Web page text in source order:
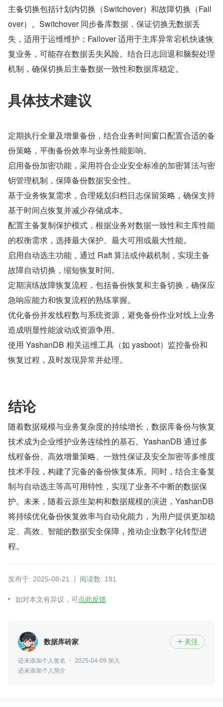
主备切换包括计划内切换（Switchover）和故障切换（Fail
over）。Switchover 同步备库数据，保证切换无数据丢
失，适用于运维维护；Failover 适用于主库异常宕机快速恢
复业务，可能存在数据丢失风险。结合日志回退和脑裂处理
机制，确保切换后主备数据一致性和数据库稳定。
具体技术建议
定期执行全量及增量备份，结合业务时间窗口配置合适的备
份策略，平衡备份效率与业务性能影响。
启用备份加密功能，采用符合企业安全标准的加密算法与密
钥管理机制，保障备份数据安全性。
基于业务恢复需求，合理规划归档日志保留策略，确保支持
基于时间点恢复并减少存储成本。
配置主备复制保护模式，根据业务对数据一致性和主库性能
的权衡需求，选择最大保护、最大可用或最大性能。
启用自动选主功能，通过 Raft 算法或仲裁机制，实现主备
故障自动切换，缩短恢复时间。
定期演练故障恢复流程，包括备份恢复和主备切换，确保应
急响应能力和恢复流程的熟练掌握。
优化备份并发线程数与系统资源，避免备份作业对线上业务
造成明显性能波动或资源争用。
使用 YashanDB 相关运维工具（如 yasboot）监控备份和
恢复过程，及时发现异常并处理。
结论
随着数据规模与业务复杂度的持续增长，数据库备份与恢复
技术成为企业维护业务连续性的基石。YashanDB 通过多
线程备份、高效增量策略、一致性保证及安全加密等多维度
技术手段，构建了完备的备份恢复体系。同时，结合主备复
制与自动选主等高可用特性，实现了业务不中断的数据保
护。未来，随着云原生架构和数据规模的演进，YashanDB
将持续优化备份恢复效率与自动化能力，为用户提供更加稳
定、高效、智能的数据安全保障，推动企业数字化转型进
程。
发布于: 2025-08-21 阅读数: 191
如对本文有异议，可点此反馈
数据库砖家  关注
还未添加个人签名
2025-04-09 加入
还未添加个人简介